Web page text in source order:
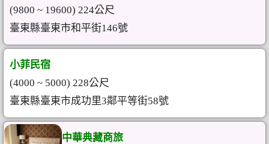
(9800 ~ 19600) 224公尺
臺東縣臺東市和平街146號
小菲民宿
(4000 ~ 5000) 228公尺
臺東縣臺東市成功里3鄰平等街58號
中華典藏商旅